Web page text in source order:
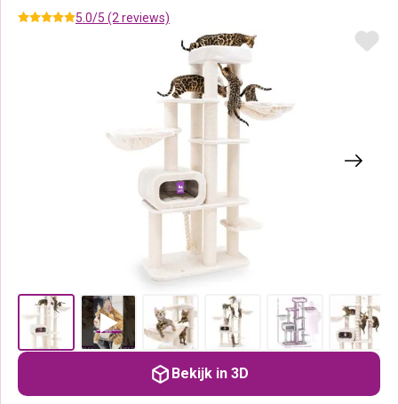
5.0/5 (2 reviews)
Bekijk in 3D